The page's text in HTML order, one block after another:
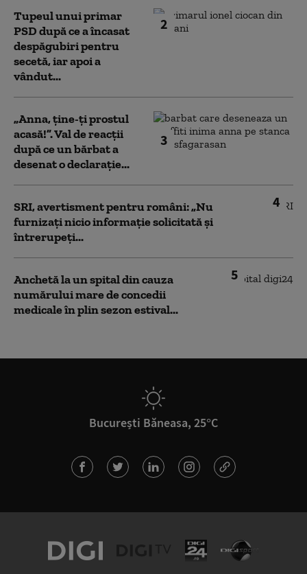
2
Tupeul unui primar
PSD după ce a încasat
despăgubiri pentru
secetă, iar apoi a
vândut...
3
„Anna, ţine-ţi prostul
acasă!”. Val de reacții
după ce un bărbat a
desenat o declarație...
4
SRI, avertisment pentru români: „Nu
furnizați nicio informație solicitată și
întrerupeți...
5
Anchetă la un spital din cauza
numărului mare de concedii
medicale în plin sezon estival...
București Băneasa, 25°C